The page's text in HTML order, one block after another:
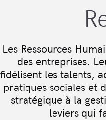
Les Ressources
des entreprises.
fidélisent les talents,
pratiques sociales et
stratégique à la
leviers qui